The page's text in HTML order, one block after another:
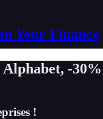
Your Finance
-
!